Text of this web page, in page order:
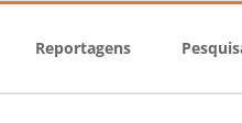
Reportagens